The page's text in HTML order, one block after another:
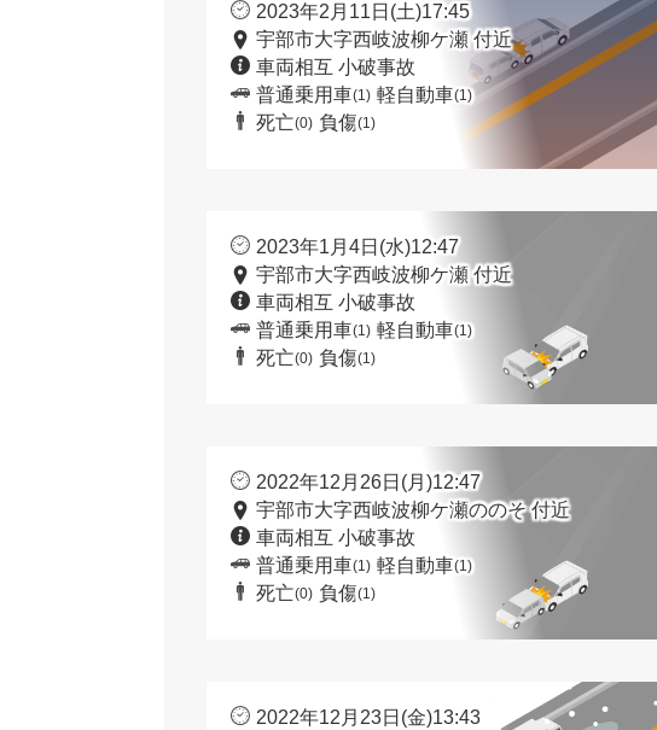
2023年2月11日(土)17:45
宇部市大字西岐波柳ケ瀬 付近
車両相互 小破事故
普通乗用車(1) 軽自動車(1)
死亡(0) 負傷(1)
2023年1月4日(水)12:47
宇部市大字西岐波柳ケ瀬 付近
車両相互 小破事故
普通乗用車(1) 軽自動車(1)
死亡(0) 負傷(1)
2022年12月26日(月)12:47
宇部市大字西岐波柳ケ瀬ののそ 付近
車両相互 小破事故
普通乗用車(1) 軽自動車(1)
死亡(0) 負傷(1)
2022年12月23日(金)13:43